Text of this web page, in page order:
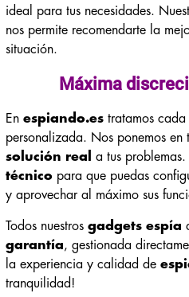
ideal para tus necesidades.
nos permite recomendarte la
situación.
Máxima
En espiando.estratamos cada
personalizada. Nos ponemos en
solución real
a tus
técnicopara que puedas
y aprovechar al máximo sus
Todos nuestros gadgets espía
garantía, gestionada
la experiencia y calidad de
tranquilidad!